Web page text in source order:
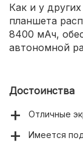
Как и у
планшета
8400 мАч,
автономной
Достоинства
Отличные
Имеется